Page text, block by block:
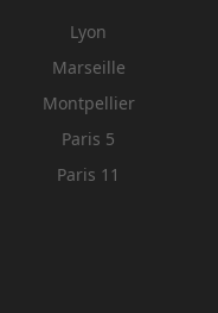
Lyon
Marseille
Montpellier
Paris 5
Paris 11